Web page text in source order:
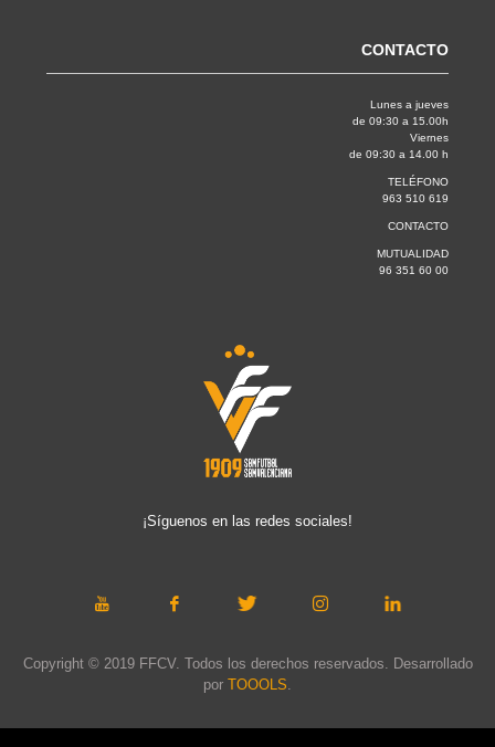
CONTACTO
Lunes a jueves
de 09:30 a 15.00h
Viernes
de 09:30 a 14.00 h
TELÉFONO
963 510 619
CONTACTO
MUTUALIDAD
96 351 60 00
¡Síguenos en las redes sociales!
Copyright © 2019 FFCV. Todos los derechos reservados. Desarrollado
por TOOOLS.